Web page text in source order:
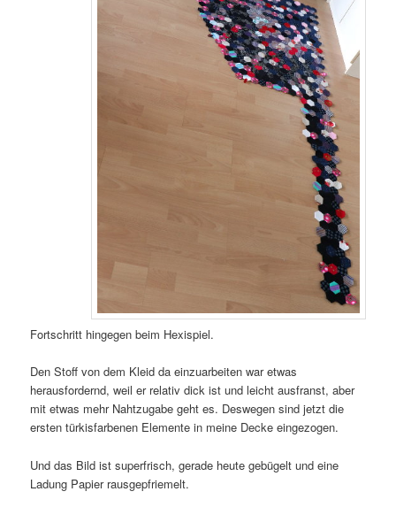
Fortschritt hingegen beim Hexispiel.
Den Stoff von dem Kleid da einzuarbeiten war etwas
herausfordernd, weil er relativ dick ist und leicht ausfranst, aber
mit etwas mehr Nahtzugabe geht es. Deswegen sind jetzt die
ersten türkisfarbenen Elemente in meine Decke eingezogen.
Und das Bild ist superfrisch, gerade heute gebügelt und eine
Ladung Papier rausgepfriemelt.